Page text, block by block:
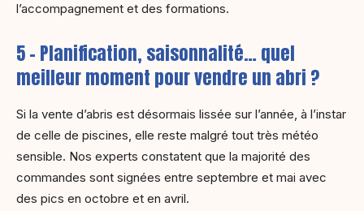
l’accompagnement et des formations.
5 – Planification, saisonnalité… quel
meilleur moment pour vendre un abri ?
Si la vente d’abris est désormais lissée sur l’année, à l’instar
de celle de piscines, elle reste malgré tout très météo
sensible. Nos experts constatent que la majorité des
commandes sont signées entre septembre et mai avec
des pics en octobre et en avril.